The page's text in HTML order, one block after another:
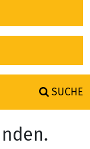
SUCHE